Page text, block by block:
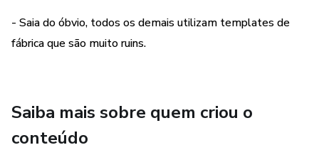
- Saia do óbvio, todos os demais utilizam templates de
fábrica que são muito ruins.
Saiba mais sobre quem criou o
conteúdo